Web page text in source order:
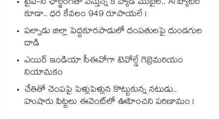
కూడా.. ధర కేవలం 949 రూపాయలే !
పల్నాడు జిల్లా పెద్దకూరపాడులో దంపతులపై దుండగుల
దాడి
ఎయిర్ ఇండియా సీఈవోగా టెవోల్డే గెబ్రెమరియం
నియామకం
చేతితో చెంపపై పెళ్లుపెళ్లున కొట్టుకున్న నటుడు..
హుషారు పిట్టలు ఈవెంట్⁫లో ఊహించని పరిణామం !